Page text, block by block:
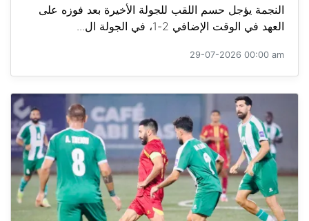
النجمة يؤجل حسم اللقب للجولة الأخيرة بعد فوزه على
العهد في الوقت الإضافي 2-1، في الجولة ال...
29-07-2026 00:00 am